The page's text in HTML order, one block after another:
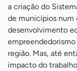
a criação do
de municípios num
desenvolvimento
região. Mas, até
impacto do